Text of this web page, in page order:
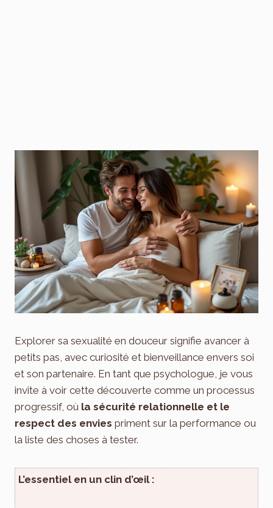
Explorer sa sexualité en douceur signifie avancer à
petits pas, avec curiosité et bienveillance envers soi
et son partenaire. En tant que psychologue, je vous
invite à voir cette découverte comme un processus
progressif, où la sécurité relationnelle et le
respect des envies priment sur la performance ou
la liste des choses à tester.
L’essentiel en un clin d’œil :